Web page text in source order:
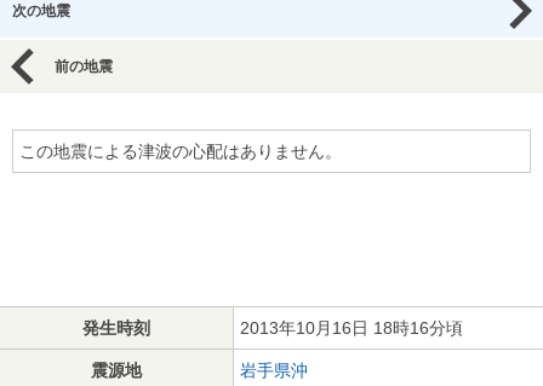
次の地震
前の地震
この地震による津波の心配はありません。
発生時刻 2013年10月16日 18時16分頃
震源地 岩手県沖